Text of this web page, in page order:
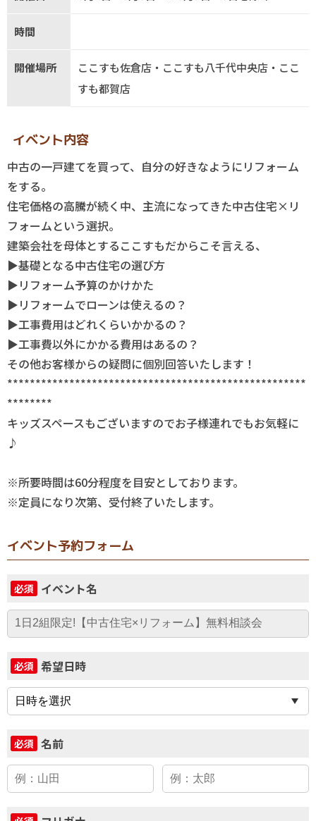
時間
開催場所
ここすも佐倉店・ここすも八千代中央店・ここ
すも都賀店
イベント内容
中古の一戸建てを買って、自分の好きなようにリフォーム
をする。
住宅価格の高騰が続く中、主流になってきた中古住宅×リ
フォームという選択。
建築会社を母体とするここすもだからこそ言える、
▶基礎となる中古住宅の選び方
▶リフォーム予算のかけかた
▶リフォームでローンは使えるの？
▶工事費用はどれくらいかかるの？
▶工事費以外にかかる費用はあるの？
その他お客様からの疑問に個別回答いたします！
*****************************************************
********
キッズスペースもございますのでお子様連れでもお気軽に
♪
※所要時間は60分程度を目安としております。
※定員になり次第、受付終了いたします。
イベント予約フォーム
必須 イベント名
必須 希望日時
必須 名前